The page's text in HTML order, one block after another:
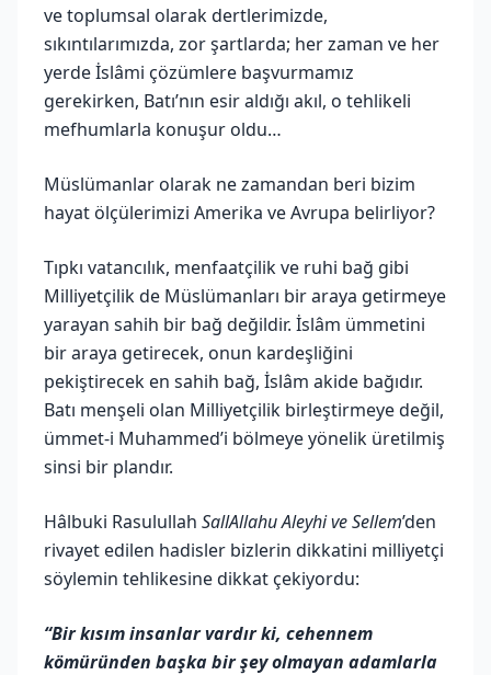
ve toplumsal olarak dertlerimizde,
sıkıntılarımızda, zor şartlarda; her zaman ve her
yerde İslâmi çözümlere başvurmamız
gerekirken, Batı’nın esir aldığı akıl, o tehlikeli
mefhumlarla konuşur oldu…
Müslümanlar olarak ne zamandan beri bizim
hayat ölçülerimizi Amerika ve Avrupa belirliyor?
Tıpkı vatancılık, menfaatçilik ve ruhi bağ gibi
Milliyetçilik de Müslümanları bir araya getirmeye
yarayan sahih bir bağ değildir. İslâm ümmetini
bir araya getirecek, onun kardeşliğini
pekiştirecek en sahih bağ, İslâm akide bağıdır.
Batı menşeli olan Milliyetçilik birleştirmeye değil,
ümmet-i Muhammed’i bölmeye yönelik üretilmiş
sinsi bir plandır.
Hâlbuki Rasulullah SallAllahu Aleyhi ve Sellem’den
rivayet edilen hadisler bizlerin dikkatini milliyetçi
söylemin tehlikesine dikkat çekiyordu:
“Bir kısım insanlar vardır ki, cehennem
kömüründen başka bir şey olmayan adamlarla